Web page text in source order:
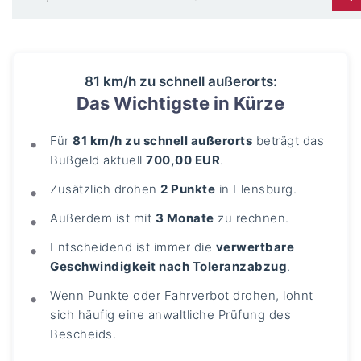
81 km/h zu schnell außerorts:
Das Wichtigste in Kürze
Für81 km/h zu schnell außerorts beträgt das
Bußgeld aktuell700,00 EUR.
Zusätzlich drohen2 Punkte in Flensburg.
Außerdem ist mit 3 Monate zu rechnen.
Entscheidend ist immer die verwertbare
Geschwindigkeit nach Toleranzabzug.
Wenn Punkte oder Fahrverbot drohen, lohnt
sich häufig eine anwaltliche Prüfung des
Bescheids.